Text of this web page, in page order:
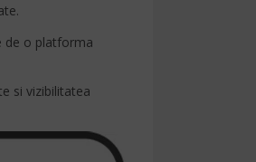
de o platforma
si vizibilitatea